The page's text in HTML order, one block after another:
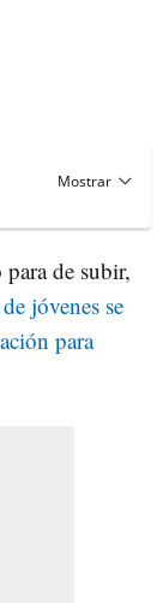
de subir,
jóvenes se
para